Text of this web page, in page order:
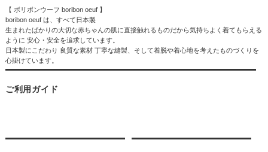
【 ボリボンウーフ boribon oeuf 】
boribon oeuf は、すべて日本製
生まれたばかりの大切な赤ちゃんの肌に直接触れるものだから気持ちよく着てもらえる
ように 安心・安全を追求しています。
日本製にこだわり 良質な素材 丁寧な縫製、そして着脱や着心地を考えたものづくりを
心掛けています。
ご利用ガイド